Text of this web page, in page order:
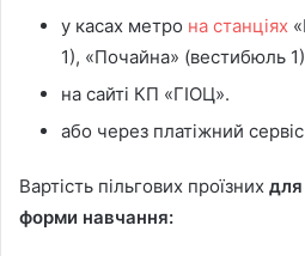
у касах метро на станціях
1), «Почайна» (вестибюль
на сайті КП «ГІОЦ».
або через платіжний
Вартість пільгових проїзних для
форми навчання: